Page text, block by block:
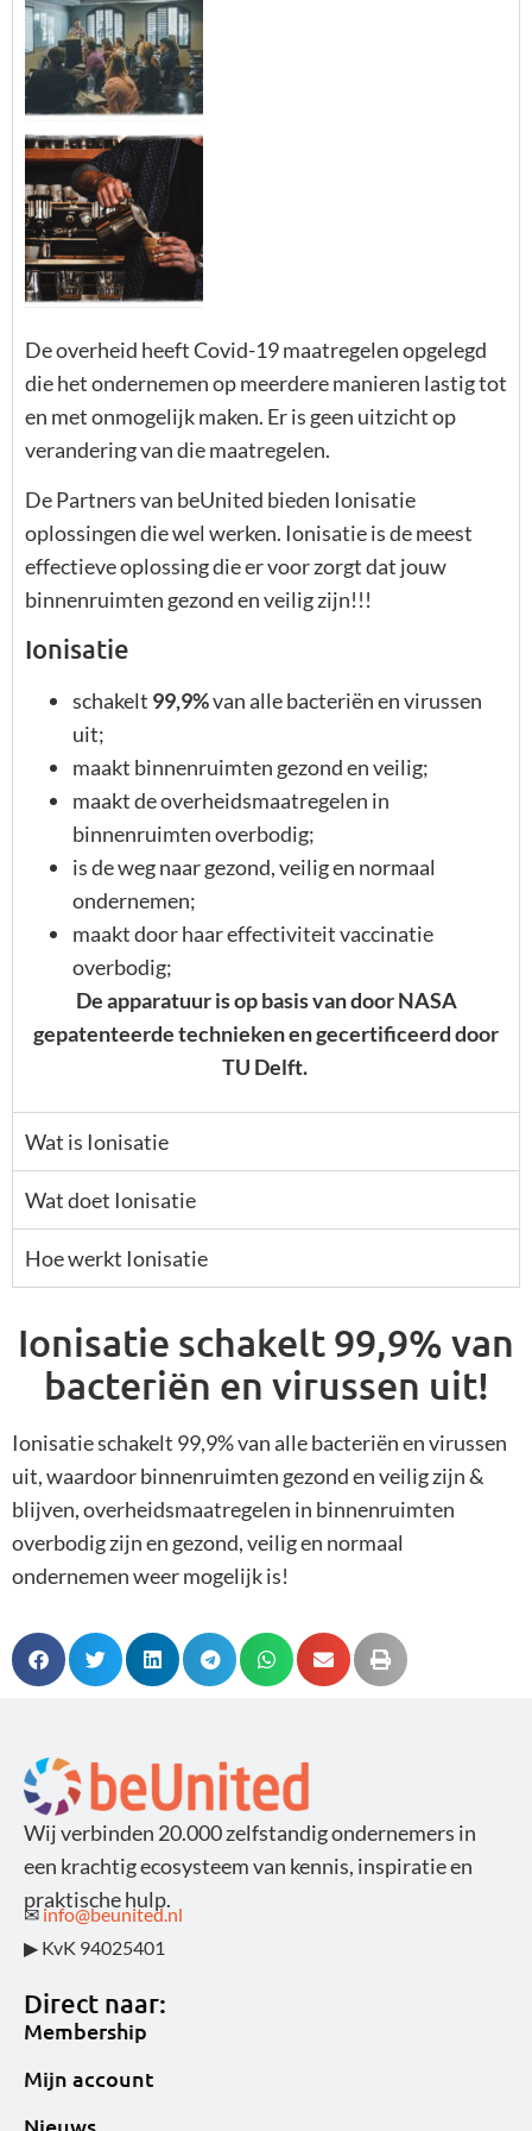
De overheid heeft Covid-19 maatregelen opgelegd
die het ondernemen op meerdere manieren lastig tot
en met onmogelijk maken. Er is geen uitzicht op
verandering van die maatregelen.
De Partners van beUnited bieden Ionisatie
oplossingen die wel werken. Ionisatie is de meest
effectieve oplossing die er voor zorgt dat jouw
binnenruimten gezond en veilig zijn!!!
Ionisatie
schakelt 99,9%van alle bacteriën en virussen
uit;
maakt binnenruimten gezond en veilig;
maakt de overheidsmaatregelen in
binnenruimten overbodig;
is de weg naar gezond, veilig en normaal
ondernemen;
maakt door haar effectiviteit vaccinatie
overbodig;
De apparatuur is op basis van door NASA
gepatenteerde technieken en gecertificeerd door
TU Delft.
Wat is Ionisatie
Wat doet Ionisatie
Hoe werkt Ionisatie
Ionisatie schakelt 99,9% van
bacteriën en virussen uit!
Ionisatie schakelt 99,9% van alle bacteriën en virussen
uit, waardoor binnenruimten gezond en veilig zijn &
blijven, overheidsmaatregelen in binnenruimten
overbodig zijn en gezond, veilig en normaal
ondernemen weer mogelijk is!
Wij verbinden 20.000 zelfstandig ondernemers in
een krachtig ecosysteem van kennis, inspiratie en
praktische hulp.
✉ info@beunited.nl
▶ KvK 94025401
Direct naar:
Membership
Mijn account
Nieuws